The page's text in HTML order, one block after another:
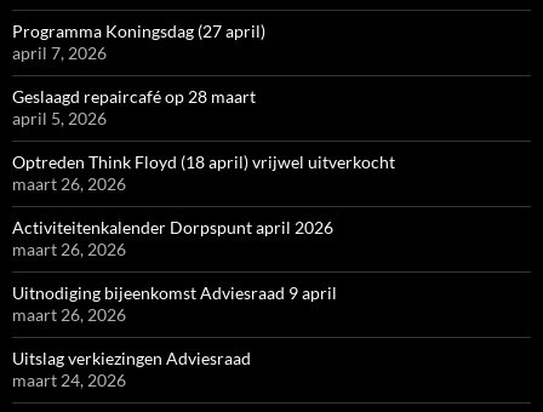
Programma Koningsdag (27 april)
april 7, 2026
Geslaagd repaircafé op 28 maart
april 5, 2026
Optreden Think Floyd (18 april) vrijwel uitverkocht
maart 26, 2026
Activiteitenkalender Dorpspunt april 2026
maart 26, 2026
Uitnodiging bijeenkomst Adviesraad 9 april
maart 26, 2026
Uitslag verkiezingen Adviesraad
maart 24, 2026